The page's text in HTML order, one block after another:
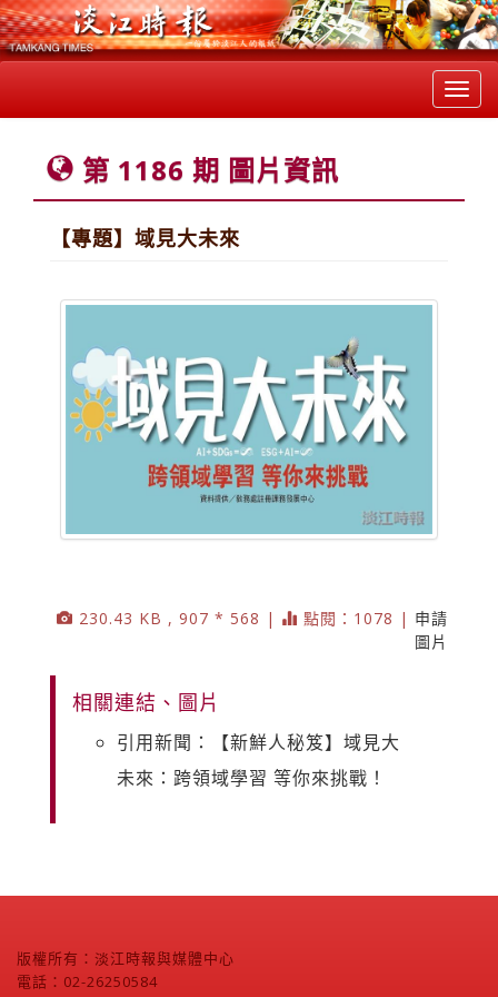
第 1186 期 圖片資訊
【專題】域見大未來
230.43 KB , 907 * 568 | 點閱：1078 | 申請
圖片
相關連結、圖片
引用新聞：【新鮮人秘笈】域見大
未來：跨領域學習 等你來挑戰！
版權所有：淡江時報與媒體中心
電話：02-26250584